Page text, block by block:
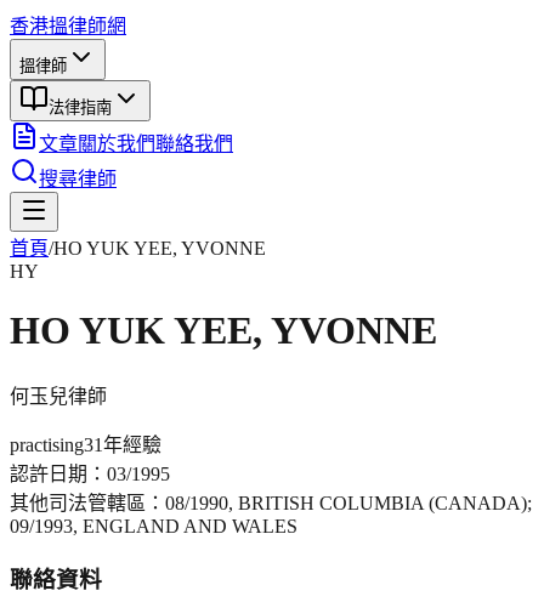
香港搵律師網
搵律師
法律指南
文章關於我們聯絡我們
搜尋律師
首頁/HO YUK YEE, YVONNE
HY
HO YUK YEE, YVONNE
何玉兒律師
practising31年經驗
認許日期： 03/1995
其他司法管轄區： 08/1990, BRITISH COLUMBIA (CANADA);
09/1993, ENGLAND AND WALES
聯絡資料